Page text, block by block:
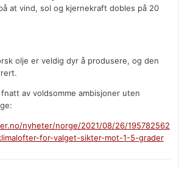
i Oslo, ja å bygge bolig i Oslo var
plass, men etter at plassen er brukt
om hvor "pris effektivt"
i 2020 er blir litt feil. Norge sliter med å
prosjekter fordi naboer blir
til å plassere disse
karbonfritt 2050 etc er jo bare
love fine ting 30 år frem i tid, alle kan
at vind, sol og kjernekraft dobles på 20
olje er veldig dyr å produsere, og den
av voldsomme ambisjoner uten
nyheter/norge/2021/08/26/195782562
for-valget-sikter-mot-1-5-grader